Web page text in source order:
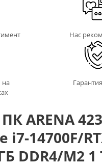
Нас
на
ARENA
i7-14700F/
DDR4/M2 1